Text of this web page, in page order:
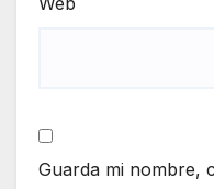
Guarda mi nombre,